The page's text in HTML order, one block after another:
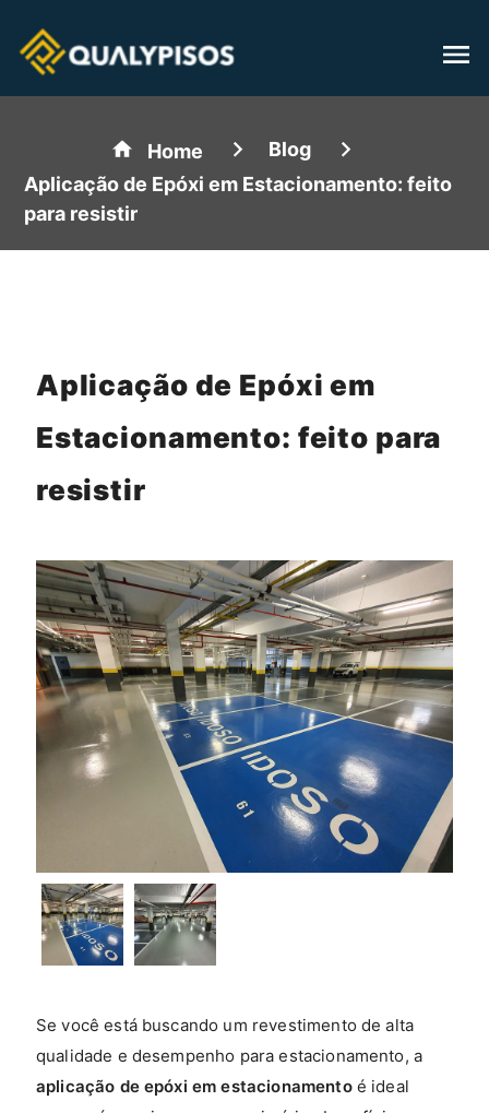
Home
Blog
Aplicação de Epóxi em Estacionamento: feito
para resistir
Aplicação de Epóxi em
Estacionamento: feito para
resistir
Se você está buscando um revestimento de alta
qualidade e desempenho para estacionamento, a
aplicação de epóxi em estacionamentoé ideal